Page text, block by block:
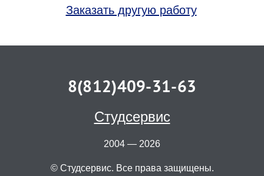
Заказать другую работу
8(812)409-31-63
Студсервис
2004 — 2026
© Студсервис. Все права защищены.